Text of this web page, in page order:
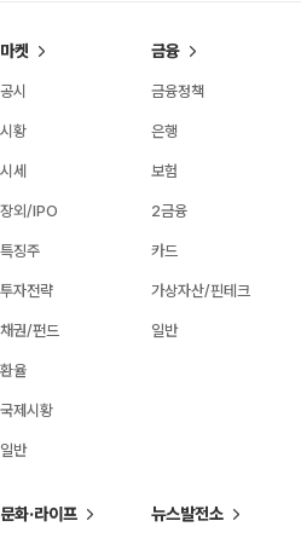
마켓
공시
시황
시세
장외/IPO
특징주
투자전략
채권/펀드
환율
국제시황
일반
금융
금융정책
은행
보험
2금융
카드
가상자산/핀테크
일반
문화·라이프 뉴스발전소